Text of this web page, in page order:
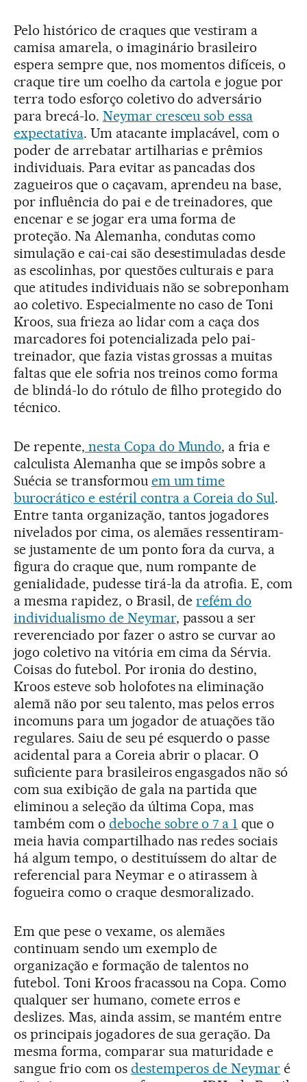
Pelo histórico de craques que vestiram a
camisa amarela, o imaginário brasileiro
espera sempre que, nos momentos difíceis, o
craque tire um coelho da cartola e jogue por
terra todo esforço coletivo do adversário
para brecá-lo. Neymar cresceu sob essa
expectativa. Um atacante implacável, com o
poder de arrebatar artilharias e prêmios
individuais. Para evitar as pancadas dos
zagueiros que o caçavam, aprendeu na base,
por influência do pai e de treinadores, que
encenar e se jogar era uma forma de
proteção. Na Alemanha, condutas como
simulação e cai-cai são desestimuladas desde
as escolinhas, por questões culturais e para
que atitudes individuais não se sobreponham
ao coletivo. Especialmente no caso de Toni
Kroos, sua frieza ao lidar com a caça dos
marcadores foi potencializada pelo pai-
treinador, que fazia vistas grossas a muitas
faltas que ele sofria nos treinos como forma
de blindá-lo do rótulo de filho protegido do
técnico.
De repente, nesta Copa do Mundo, a fria e
calculista Alemanha que se impôs sobre a
Suécia se transformou em um time
burocrático e estéril contra a Coreia do Sul.
Entre tanta organização, tantos jogadores
nivelados por cima, os alemães ressentiram-
se justamente de um ponto fora da curva, a
figura do craque que, num rompante de
genialidade, pudesse tirá-la da atrofia. E, com
a mesma rapidez, o Brasil, derefém do
individualismo de Neymar, passou a ser
reverenciado por fazer o astro se curvar ao
jogo coletivo na vitória em cima da Sérvia.
Coisas do futebol. Por ironia do destino,
Kroos esteve sob holofotes na eliminação
alemã não por seu talento, mas pelos erros
incomuns para um jogador de atuações tão
regulares. Saiu de seu pé esquerdo o passe
acidental para a Coreia abrir o placar. O
suficiente para brasileiros engasgados não só
com sua exibição de gala na partida que
eliminou a seleção da última Copa, mas
também com o deboche sobre o 7 a 1 que o
meia havia compartilhado nas redes sociais
há algum tempo, o destituíssem do altar de
referencial para Neymar e o atirassem à
fogueira como o craque desmoralizado.
Em que pese o vexame, os alemães
continuam sendo um exemplo de
organização e formação de talentos no
futebol. Toni Kroos fracassou na Copa. Como
qualquer ser humano, comete erros e
deslizes. Mas, ainda assim, se mantém entre
os principais jogadores de sua geração. Da
mesma forma, comparar sua maturidade e
sangue frio com os destemperos de Neymar é